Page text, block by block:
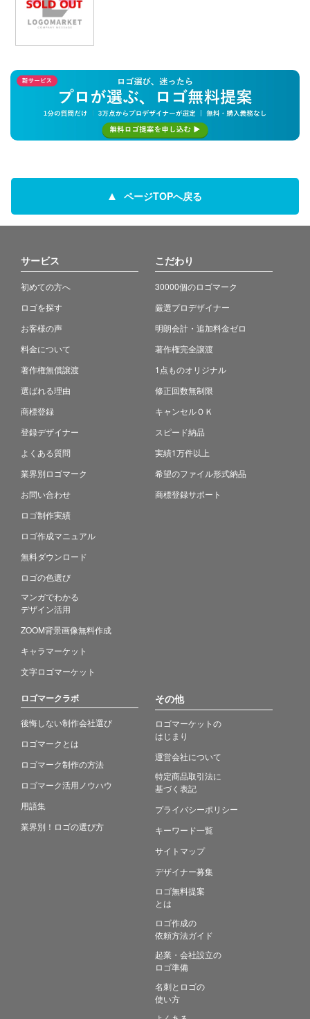
ページTOPへ戻る
サービス
初めての方へ
ロゴを探す
お客様の声
料金について
著作権無償譲渡
選ばれる理由
商標登録
登録デザイナー
よくある質問
業界別ロゴマーク
お問い合わせ
ロゴ制作実績
ロゴ作成マニュアル
無料ダウンロード
ロゴの色選び
マンガでわかる
デザイン活用
ZOOM背景画像無料作成
キャラマーケット
文字ロゴマーケット
こだわり
30000個のロゴマーク
厳選プロデザイナー
明朗会計・追加料金ゼロ
著作権完全譲渡
1点ものオリジナル
修正回数無制限
キャンセルＯＫ
スピード納品
実績1万件以上
希望のファイル形式納品
商標登録サポート
ロゴマークラボ
後悔しない制作会社選び
ロゴマークとは
ロゴマーク制作の方法
ロゴマーク活用ノウハウ
用語集
業界別！ロゴの選び方
その他
ロゴマーケットの
はじまり
運営会社について
特定商品取引法に
基づく表記
プライバシーポリシー
キーワード一覧
サイトマップ
デザイナー募集
ロゴ無料提案
とは
ロゴ作成の
依頼方法ガイド
起業・会社設立の
ロゴ準備
名刺とロゴの
使い方